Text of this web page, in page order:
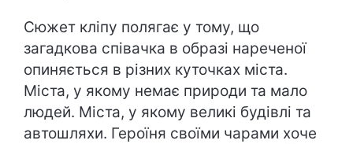
Сюжет кліпу полягає у тому, що
загадкова співачка в образі нареченої
опиняється в різних куточках міста.
Міста, у якому немає природи та мало
людей. Міста, у якому великі будівлі та
автошляхи. Героїня своїми чарами хоче